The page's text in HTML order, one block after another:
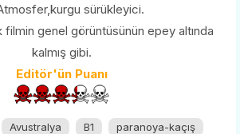
sürükleyici.
genel görüntüsünün epey altında
kalmış gibi.
Editör'ün Puanı
Avustralya B1 paranoya-kaçış